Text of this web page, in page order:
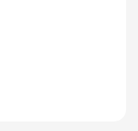
True digital park
เบียนจะต้องลง